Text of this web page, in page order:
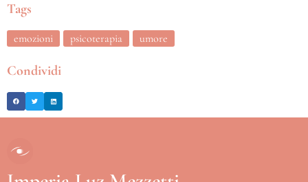
Tags
emozioni psicoterapia umore
Condividi